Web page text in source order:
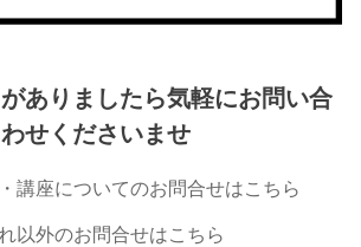
ありましたら気軽にお問い合
わせくださいませ
講座についてのお問合せはこちら
以外のお問合せはこちら